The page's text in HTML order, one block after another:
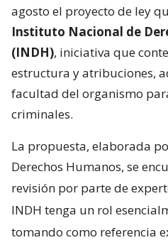
agosto el proyecto de ley
Instituto Nacional de
(INDH), iniciativa que
estructura y atribuciones,
facultad del organismo
criminales.
La propuesta, elaborada
Derechos Humanos, se
revisión por parte de
INDH tenga un rol
tomando como referencia